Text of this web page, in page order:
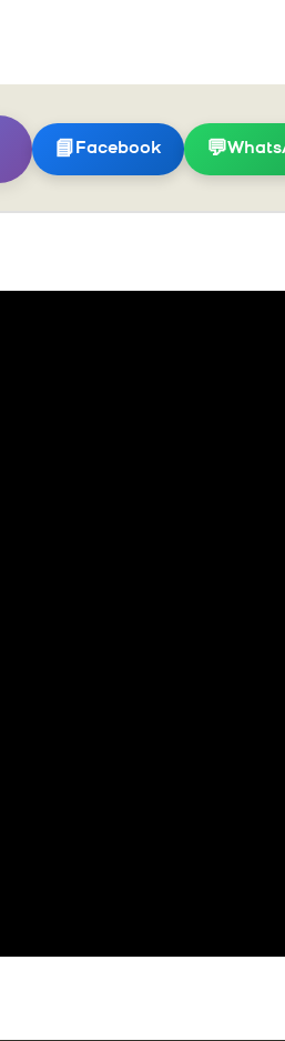
📘 Facebook 💬